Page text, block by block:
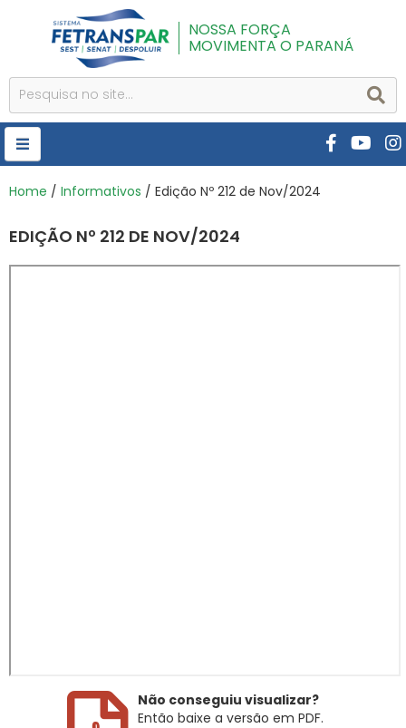
NOSSA FORÇA
MOVIMENTA O PARANÁ
HOME
Home / Informativos / Edição Nº 212 de Nov/2024
EDIÇÃO Nº 212 DE NOV/2024
Não conseguiu visualizar?
Então baixe a versão em PDF.